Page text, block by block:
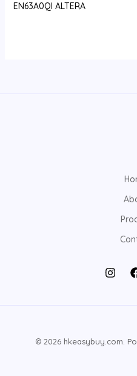
EN63A0QI ALTERA
© 2026 hkeasybuy.com.